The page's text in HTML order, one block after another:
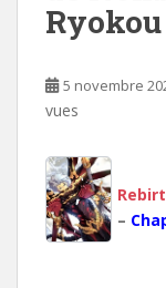
Ryokou
5 novembre
vues
–